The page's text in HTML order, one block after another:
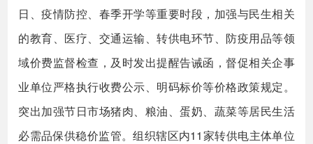
日、疫情防控、春季开学等重要时段，加强与民生相关
的教育、医疗、交通运输、转供电环节、防疫用品等领
域价费监督检查，及时发出提醒告诫函，督促相关企事
业单位严格执行收费公示、明码标价等价格政策规定。
突出加强节日市场猪肉、粮油、蛋奶、蔬菜等居民生活
必需品保供稳价监管。组织辖区内11家转供电主体单位